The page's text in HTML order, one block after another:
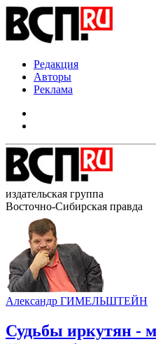
Редакция
Авторы
Реклама
издательская группа
Восточно-Сибирская правда
Александр ГИМЕЛЬШТЕЙН
Судьбы иркутян -